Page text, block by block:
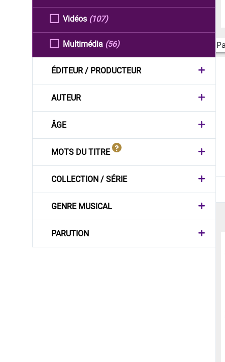
Vidéos (107)
Multimédia (56)
ÉDITEUR / PRODUCTEUR
AUTEUR
ÂGE
MOTS DU TITRE
COLLECTION / SÉRIE
GENRE MUSICAL
PARUTION